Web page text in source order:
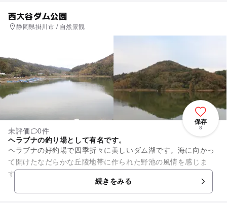
西大谷ダム公園
静岡県掛川市 / 自然景観
保存
8
未評価
0件
ヘラブナの釣り場として有名です。
ヘラブナの好釣場で四季折々に美しいダム湖です。海に向かっ
て開けたなだらかな丘陵地帯に作られた野池の風情を感じま
す。毎年、へらぶなの放流が行われ、浮き桟橋も完備していな
がら釣りは無料です。ただしル...
続きをみる